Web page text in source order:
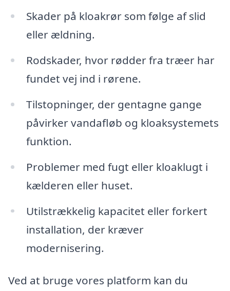
Skader på kloakrør som følge af slid
eller ældning.
Rodskader, hvor rødder fra træer har
fundet vej ind i rørene.
Tilstopninger, der gentagne gange
påvirker vandafløb og kloaksystemets
funktion.
Problemer med fugt eller kloaklugt i
kælderen eller huset.
Utilstrækkelig kapacitet eller forkert
installation, der kræver
modernisering.
Ved at bruge vores platform kan du